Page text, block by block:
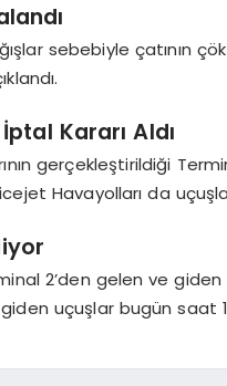
sebebiyle çatının
Kararı Aldı
gerçekleştirildiği
Havayolları da
2’den gelen ve
uçuşlar bugün saat